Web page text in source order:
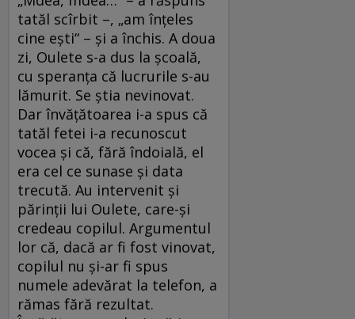
tatăl scîrbit –, „am înțeles
cine ești“ – și a închis. A doua
zi, Oulete s-a dus la școală,
cu speranța că lucrurile s-au
lămurit. Se știa nevinovat.
Dar învățătoarea i-a spus că
tatăl fetei i-a recunoscut
vocea și că, fără îndoială, el
era cel ce sunase și data
trecută. Au intervenit și
părinții lui Oulete, care-și
credeau copilul. Argumentul
lor că, dacă ar fi fost vinovat,
copilul nu și-ar fi spus
numele adevărat la telefon, a
rămas fără rezultat.